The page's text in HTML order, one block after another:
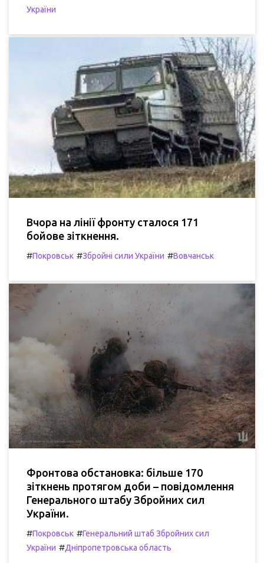
України
Вчора на лінії фронту сталося 171
бойове зіткнення.
#Покровськ #Збройні сили України #Вовчанськ
Фронтова обстановка: більше 170
зіткнень протягом доби – повідомлення
Генерального штабу Збройних сил
України.
#Покровськ #Генеральний штаб Збройних сил
України #Дніпропетровська область